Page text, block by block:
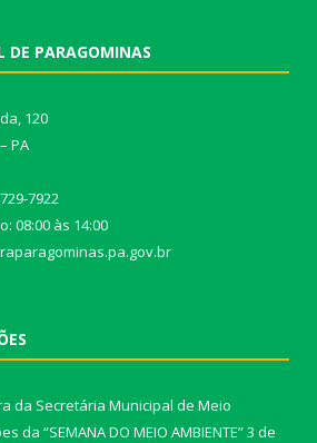
DE PARAGOMINAS
120
PA
7922
08:00 às 14:00
da Secretária Municipal de Meio
da “SEMANA DO MEIO AMBIENTE”3 de